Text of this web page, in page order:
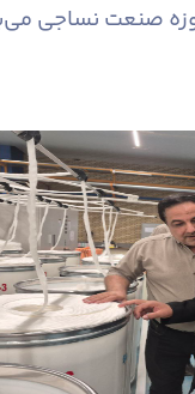
پرنیا ریس، هم اکنون با اشتغال بیش از ۲۵۰ نفر، فعال در حوزه